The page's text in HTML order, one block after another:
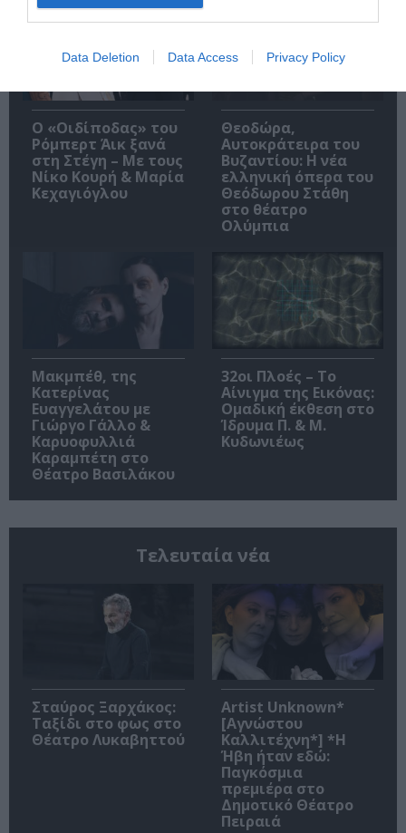
Data Deletion Data Access Privacy Policy
O «Οιδίποδας» του
Ρόμπερτ Άικ ξανά
στη Στέγη – Με τους
Νίκο Κουρή & Μαρία
Κεχαγιόγλου
Θεοδώρα,
Αυτοκράτειρα του
Βυζαντίου: Η νέα
ελληνική όπερα του
Θεόδωρου Στάθη
στο θέατρο
Ολύμπια
Μακμπέθ, της
Κατερίνας
Ευαγγελάτου με
Γιώργο Γάλλο &
Καρυοφυλλιά
Καραμπέτη στο
Θέατρο Βασιλάκου
32οι Πλοές – Το
Αίνιγμα της Εικόνας:
Ομαδική έκθεση στο
Ίδρυμα Π. & Μ.
Κυδωνιέως
Τελευταία νέα
Σταύρος Ξαρχάκος:
Ταξίδι στο φως στο
Θέατρο Λυκαβηττού
Artist Unknown*
[Αγνώστου
Καλλιτέχνη*] *Η
Ήβη ήταν εδώ:
Παγκόσμια
πρεμιέρα στο
Δημοτικό Θέατρο
Πειραιά